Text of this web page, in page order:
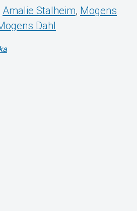
Amalie Stalheim, Mogens
Dahl